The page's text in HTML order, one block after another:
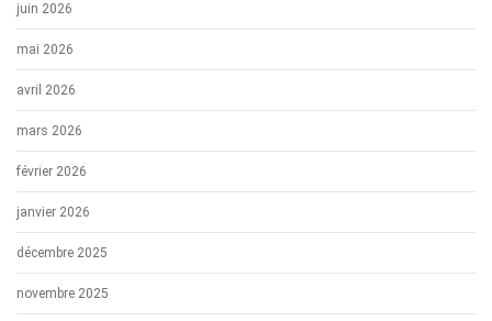
juin 2026
mai 2026
avril 2026
mars 2026
février 2026
janvier 2026
décembre 2025
novembre 2025